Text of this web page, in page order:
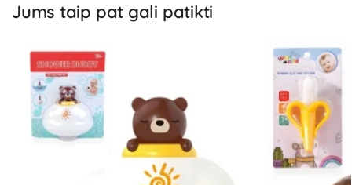
Jums taip pat gali patikti